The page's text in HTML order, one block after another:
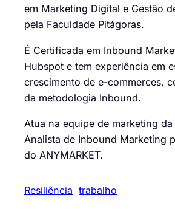
em Marketing Digital e Gestão
pela Faculdade Pitágoras.
É Certificada em Inbound
Hubspot e tem experiência em
crescimento de e-commerces,
da metodologia Inbound.
Atua na equipe de marketing da
Analista de Inbound Marketing
do ANYMARKET.
Resiliência trabalho